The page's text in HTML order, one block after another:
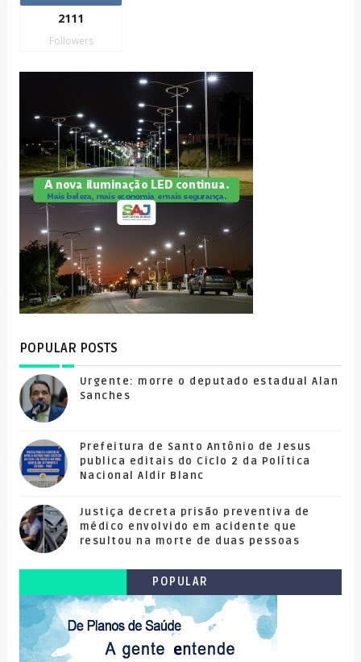
2111
Followers
POPULAR POSTS
Urgente: morre o deputado estadual Alan
Sanches
Prefeitura de Santo Antônio de Jesus
publica editais do Ciclo 2 da Política
Nacional Aldir Blanc
Justiça decreta prisão preventiva de
médico envolvido em acidente que
resultou na morte de duas pessoas
POPULAR